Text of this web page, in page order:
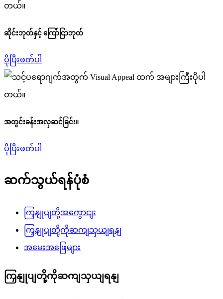
ဆိုင်းဘုတ်နှင့် ကြော်ငြာဘုတ်
ပိုပြီးဖတ်ပါ
အတွင်းခန်းအလှဆင်ခြင်း။
ပိုပြီးဖတ်ပါ
ဆက်သွယ်ရန်ပုံစံ
ကြှနျုပျတို့အကွောငျး
ကြှနျုပျတို့ကိုဆကျသှယျရနျ
အမေးအဖြေများ
ကြှနျုပျတို့ကိုဆကျသှယျရနျ